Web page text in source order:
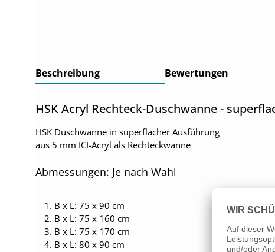
Beschreibung Bewertungen
HSK Acryl Rechteck-Duschwanne -
HSK Duschwanne in superflacher Ausführung
aus 5 mm ICI-Acryl als Rechteckwanne
Abmessungen: Je nach Wahl
B x L: 75 x 90 cm
B x L: 75 x 160 cm
B x L: 75 x 170 cm
B x L: 80 x 90 cm